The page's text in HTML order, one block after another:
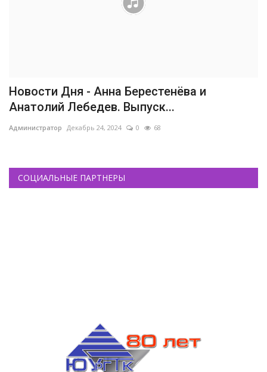
Новости Дня - Анна Берестенёва и
Анатолий Лебедев. Выпуск...
Администратор Декабрь 24, 2024 0 68
СОЦИАЛЬНЫЕ ПАРТНЕРЫ